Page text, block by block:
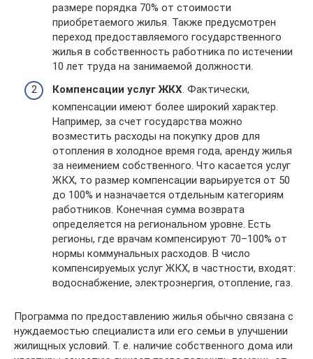
размере порядка 70% от стоимости
приобретаемого жилья. Также предусмотрен
переход предоставляемого государственного
жилья в собственность работника по истечении
10 лет труда на занимаемой должности.
Компенсации услуг ЖКХ. Фактически,
компенсации имеют более широкий характер.
Например, за счет государства можно
возместить расходы на покупку дров для
отопления в холодное время года, аренду жилья
за неимением собственного. Что касается услуг
ЖКХ, то размер компенсации варьируется от 50
до 100% и назначается отдельным категориям
работников. Конечная сумма возврата
определяется на региональном уровне. Есть
регионы, где врачам компенсируют 70–100% от
нормы коммунальных расходов. В число
компенсируемых услуг ЖКХ, в частности, входят:
водоснабжение, электроэнергия, отопление, газ.
Программа по предоставлению жилья обычно связана с
нуждаемостью специалиста или его семьи в улучшении
жилищных условий. Т. е. наличие собственного дома или